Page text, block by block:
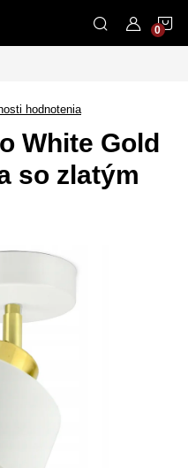
hodnotenia
White Gold
so zlatým